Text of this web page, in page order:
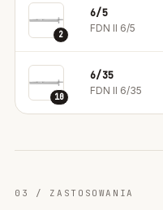
2
6/5
FDN II 6/5
10
6/35
FDN II 6/35
03 / ZASTOSOWANIA